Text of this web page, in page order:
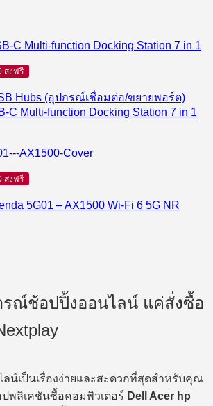
ส่งฟรี
Hubs (อุปกรณ์เชื่อมต่อ/ขยายพอร์ต)
C Multi-function Docking Station 7 in 1
ส่งฟรี
5G01 – AX1500 Wi-Fi 6 5G NR
รณ์ช้อปปิ้งออนไลน์ แค่สั่งซื้อ
น์เป็นเรื่องง่ายและสะดวกที่สุดสำหรับคุณ
ปพลิเคชันซื้อคอมพิวเตอร์ Dell Acer hp